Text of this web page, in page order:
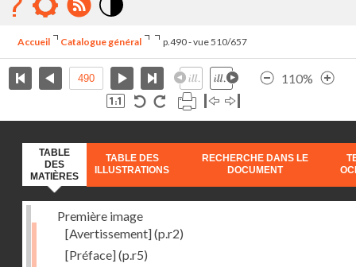
élévé
Accueil Catalogue général p.490 - vue 510/657
110%
TABLE
DES
MATIÈRES
TABLE DES
ILLUSTRATIONS
RECHERCHE DANS LE
DOCUMENT
Première image
[Avertissement](p.r2)
[Préface](p.r5)